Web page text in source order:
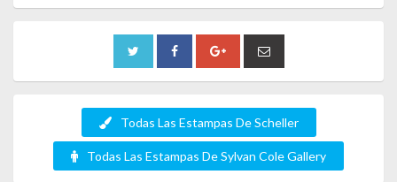
Todas Las Estampas De Scheller
Todas Las Estampas De Sylvan Cole Gallery